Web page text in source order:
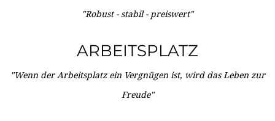
"Robust - stabil - preiswert"
ARBEITSPLATZ
"Wenn der Arbeitsplatz ein Vergnügen ist, wird das Leben zur
Freude"